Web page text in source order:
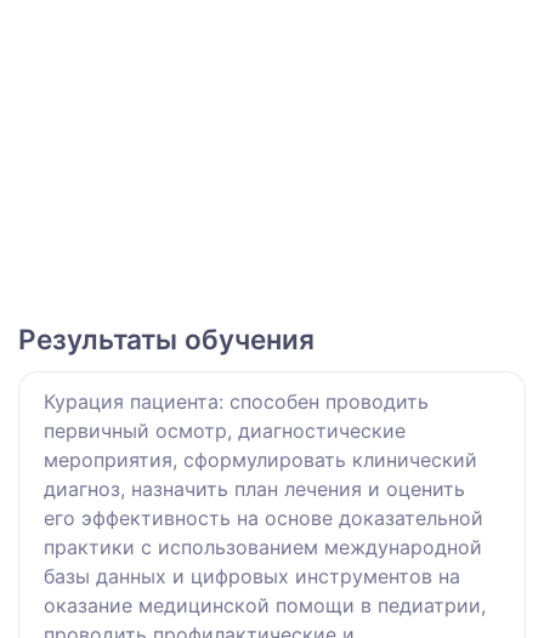
Результаты обучения
Курация пациента: способен проводить
первичный осмотр, диагностические
мероприятия, сформулировать клинический
диагноз, назначить план лечения и оценить
его эффективность на основе доказательной
практики с использованием международной
базы данных и цифровых инструментов на
оказание медицинской помощи в педиатрии,